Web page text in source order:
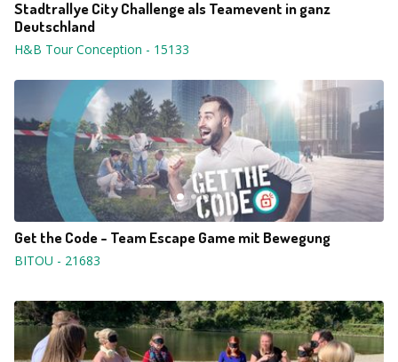
Stadtrallye City Challenge als Teamevent in ganz
Deutschland
H&B Tour Conception - 15133
Get the Code - Team Escape Game mit Bewegung
BITOU - 21683